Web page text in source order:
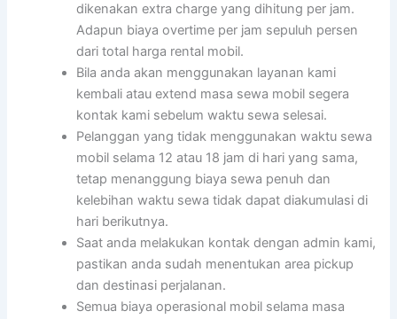
dikenakan extra charge yang dihitung per jam.
Adapun biaya overtime per jam sepuluh persen
dari total harga rental mobil.
Bila anda akan menggunakan layanan kami
kembali atau extend masa sewa mobil segera
kontak kami sebelum waktu sewa selesai.
Pelanggan yang tidak menggunakan waktu sewa
mobil selama 12 atau 18 jam di hari yang sama,
tetap menanggung biaya sewa penuh dan
kelebihan waktu sewa tidak dapat diakumulasi di
hari berikutnya.
Saat anda melakukan kontak dengan admin kami,
pastikan anda sudah menentukan area pickup
dan destinasi perjalanan.
Semua biaya operasional mobil selama masa